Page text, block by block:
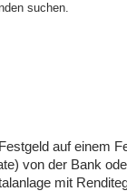
suchen.
auf einem
von der Bank
mit